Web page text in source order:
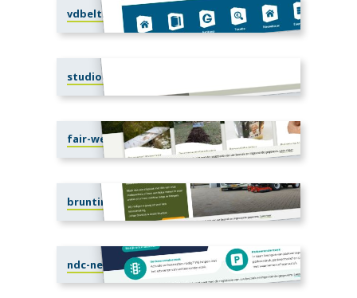
vdbeltmakelaars.nl
studioclassic77.com
fair-well.nl
bruntinkvoorst.nl
ndc-nederland.nl